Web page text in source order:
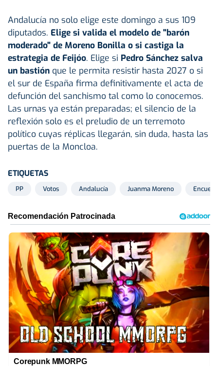
Andalucía no solo elige este domingo a sus 109
diputados. Elige si valida el modelo de "barón
moderado" de Moreno Bonilla o si castiga la
estrategia de Feijóo. Elige si Pedro Sánchez salva
un bastión que le permita resistir hasta 2027 o si
el sur de España firma definitivamente el acta de
defunción del sanchismo tal como lo conocemos.
Las urnas ya están preparadas; el silencio de la
reflexión solo es el preludio de un terremoto
político cuyas réplicas llegarán, sin duda, hasta las
puertas de la Moncloa.
ETIQUETAS
PP Votos Andalucía Juanma Moreno
Corepunk MMORPG